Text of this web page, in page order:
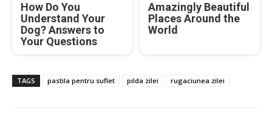
How Do You
Understand Your
Dog? Answers to
Your Questions
Amazingly Beautiful
Places Around the
World
TAGS pastila pentru suflet pilda zilei rugaciunea zilei